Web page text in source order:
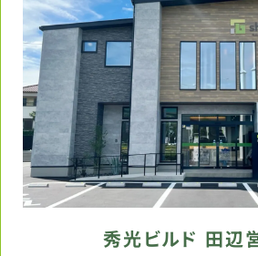
秀光ビルド 田辺